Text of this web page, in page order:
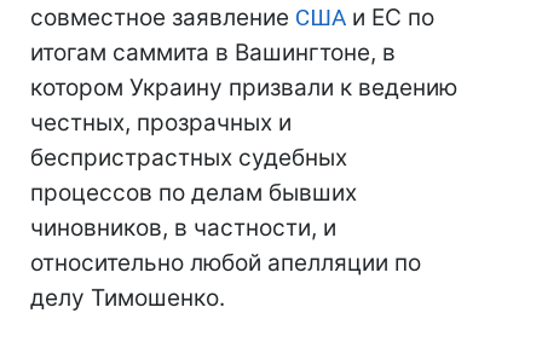
совместное заявление США и ЕС по
итогам саммита в Вашингтоне, в
котором Украину призвали к ведению
честных, прозрачных и
беспристрастных судебных
процессов по делам бывших
чиновников, в частности, и
относительно любой апелляции по
делу Тимошенко.